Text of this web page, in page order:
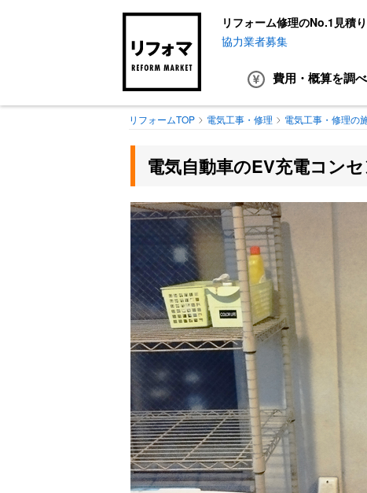
リフォーム修理のNo.1見積
協力業者募集
費用・概算を調
リフォームTOP 電気工事・修理 電気工事・修理の
電気自動車のEV充電コン